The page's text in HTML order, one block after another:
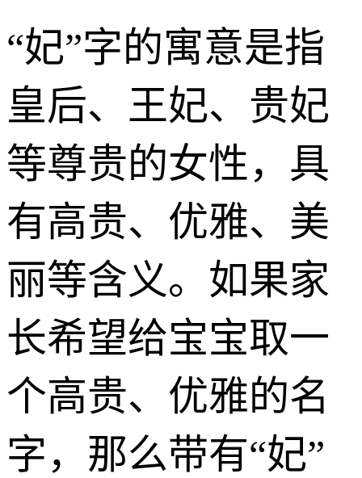
“妃”字的寓意是指
皇后、王妃、贵妃
等尊贵的女性，具
有高贵、优雅、美
丽等含义。如果家
长希望给宝宝取一
个高贵、优雅的名
字，那么带有“妃”